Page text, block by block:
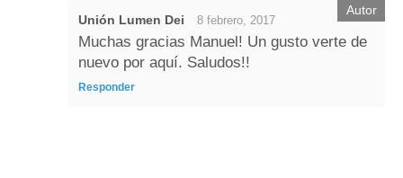
Unión Lumen Dei 8 febrero, 2017
Muchas gracias Manuel! Un gusto verte de
nuevo por aquí. Saludos!!
Responder